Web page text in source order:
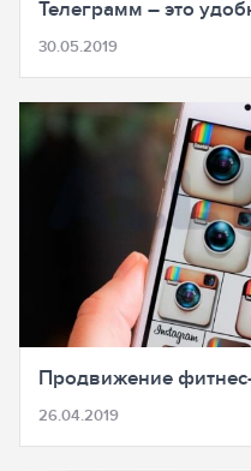
Телеграмм – это
30.05.2019
Продвижение
26.04.2019